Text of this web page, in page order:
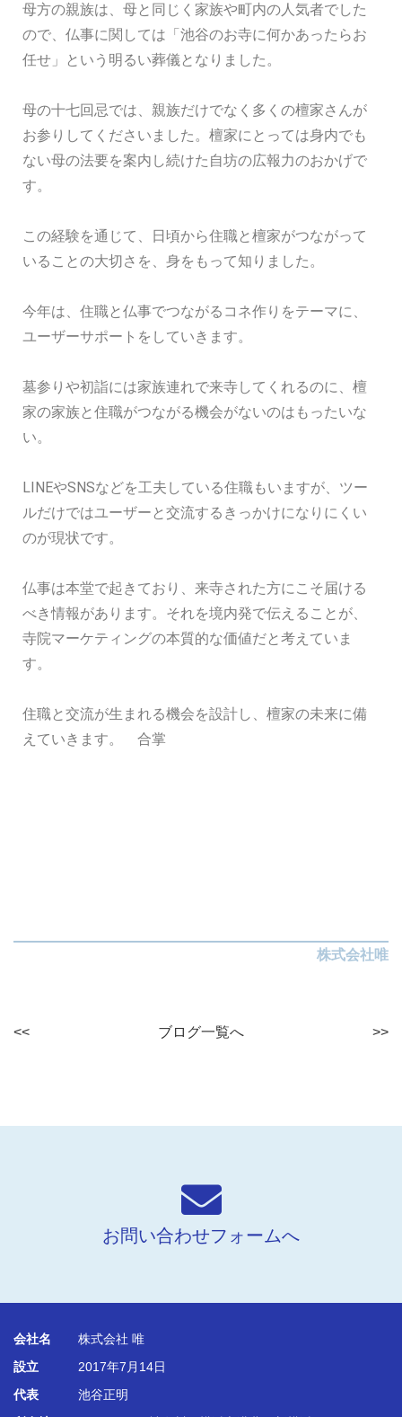
母方の親族は、母と同じく家族や町内の人気者でした
ので、仏事に関しては「池谷のお寺に何かあったらお
任せ」という明るい葬儀となりました。
母の十七回忌では、親族だけでなく多くの檀家さんが
お参りしてくださいました。檀家にとっては身内でも
ない母の法要を案内し続けた自坊の広報力のおかげで
す。
この経験を通じて、日頃から住職と檀家がつながって
いることの大切さを、身をもって知りました。
今年は、住職と仏事でつながるコネ作りをテーマに、
ユーザーサポートをしていきます。
墓参りや初詣には家族連れで来寺してくれるのに、檀
家の家族と住職がつながる機会がないのはもったいな
い。
LINEやSNSなどを工夫している住職もいますが、ツー
ルだけではユーザーと交流するきっかけになりにくい
のが現状です。
仏事は本堂で起きており、来寺された方にこそ届ける
べき情報があります。それを境内発で伝えることが、
寺院マーケティングの本質的な価値だと考えていま
す。
住職と交流が生まれる機会を設計し、檀家の未来に備
えていきます。 合掌
株式会社唯
<< ブログ一覧へ >>
お問い合わせフォームへ
会社名
株式会社 唯
設立
2017年7月14日
代表
池谷正明